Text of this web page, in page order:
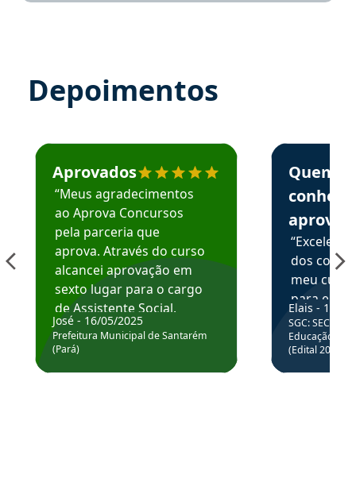
Depoimentos
Estudante José recomenda o Aprova Concursos em
Aprovados
“Meus agradecimentos
ao Aprova Concursos
pela parceria que
aprova. Através do curso
alcancei aprovação em
sexto lugar para o cargo
de Assistente Social.
Hoje estou atuando na
Prefeitura de Santarém.
José - 16/05/2025
Prefeitura Municipal de Santarém
(Pará)
Estudante
Quem
aprova
dos
meu
para
colocar
através
de
Elais - 15/
SGC: SEC BA
Educação
(Edital